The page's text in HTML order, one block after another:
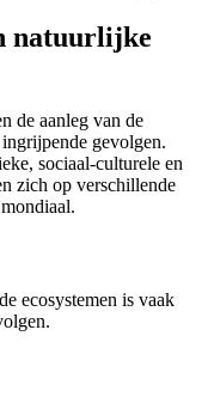
natuurlijke
de aanleg van de
gevolgen.
sociaal-culturele en
zich op verschillende
ecosystemen is vaak